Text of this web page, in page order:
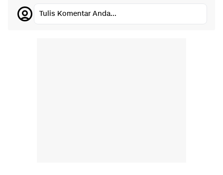
Tulis Komentar Anda...